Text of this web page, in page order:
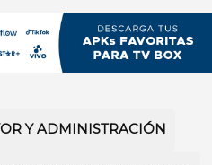
Y ADMINISTRACIÓN